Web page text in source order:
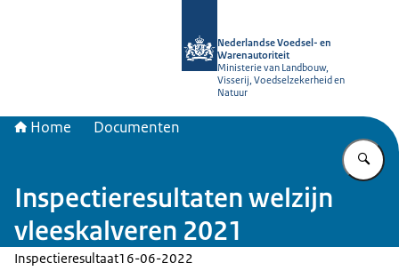
Nederlandse Voedsel- en
Warenautoriteit
Ministerie van Landbouw,
Visserij, Voedselzekerheid en
Natuur
Home Documenten
Inspectieresultaten welzijn
vleeskalveren 2021
Inspectieresultaat16-06-2022